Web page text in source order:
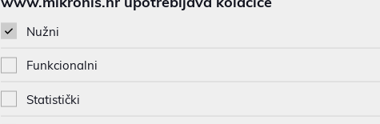
Nužni
Funkcionalni
Statistički